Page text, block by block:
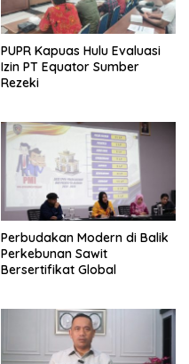
PUPR Kapuas Hulu Evaluasi
Izin PT Equator Sumber
Rezeki
Perbudakan Modern di Balik
Perkebunan Sawit
Bersertifikat Global